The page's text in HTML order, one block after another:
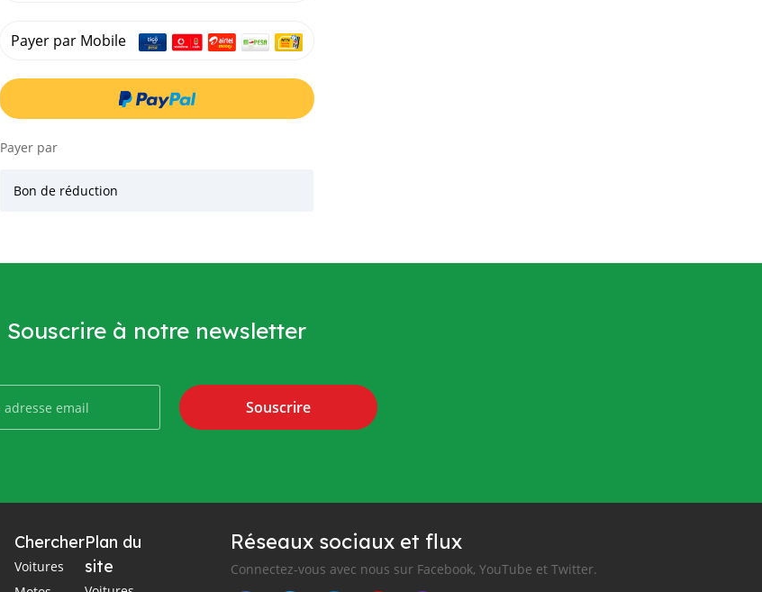
Payer par Mobile
Payer par
Bon de réduction
Souscrire à notre newsletter
Souscrire
Chercher
Voitures
Plan du
site
Réseaux sociaux et flux
Connectez-vous avec nous sur Facebook, YouTube et Twitter.